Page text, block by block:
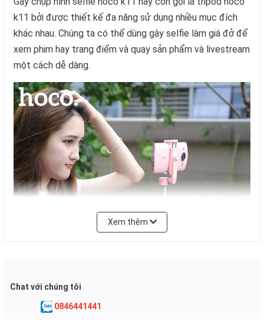
k11 bởi được thiết kế đa năng sử dụng nhiều mục đích
khác nhau. Chúng ta có thể dùng gậy selfie làm giá đở để
xem phim hay trang điểm và quay sản phẩm và livestream
một cách dễ dàng.
Gậy selfie hoco k11 chính hãng
Xem thêm
Chat với chúng tôi
0846441441